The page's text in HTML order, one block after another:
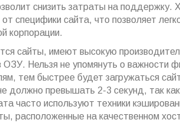
снизить затраты на поддержку.
специфики сайта, что позволяет
корпорации.
сайты, имеют высокую
Нельзя не упомянуть о важности
тем быстрее будет загружаться
должно превышать 2-3 секунд, так
часто используют техники
расположенные на качественном